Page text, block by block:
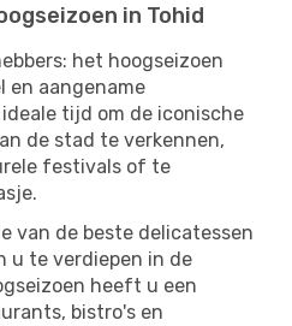
in Tohid
het hoogseizoen
en aangename
tijd om de iconische
de stad te verkennen,
festivals of te
van de beste delicatessen
u te verdiepen in de
heeft u een
bistro's en